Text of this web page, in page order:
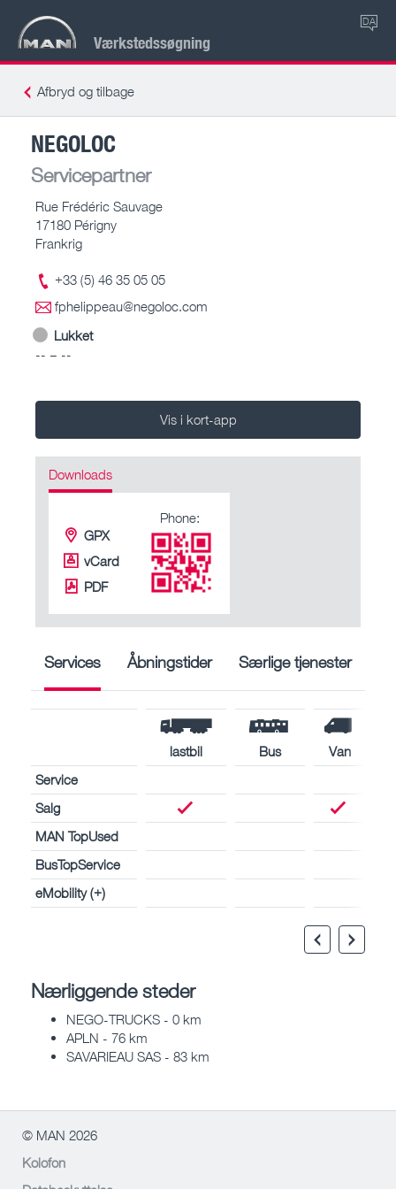
Værkstedssøgning
DA
Afbryd og tilbage
NEGOLOC
Servicepartner
Rue Frédéric Sauvage
17180 Périgny
Frankrig
+33 (5) 46 35 05 05
fphelippeau@negoloc.com
Lukket
-- – --
Vis i kort-app
Downloads
GPX
vCard
PDF
Phone:
Services Åbningstider Særlige tjenester
lastbil Bus
Van
Service
Salg
MAN TopUsed
BusTopService
eMobility (+)
Nærliggende steder
NEGO-TRUCKS - 0 km
APLN - 76 km
SAVARIEAU SAS - 83 km
© MAN 2026
Kolofon